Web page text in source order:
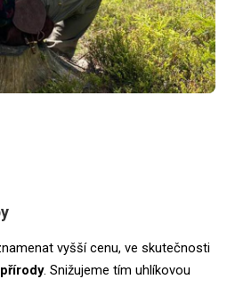
vyšší cenu, ve skutečnosti
. Snižujeme tím uhlíkovou